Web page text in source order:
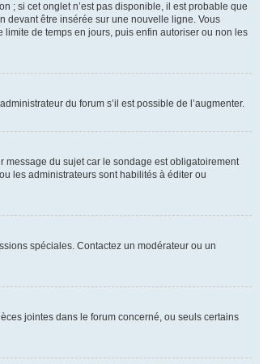
; si cet onglet n’est pas disponible, il est probable que
devant être insérée sur une nouvelle ligne. Vous
de temps en jours, puis enfin autoriser ou non les
du forum s’il est possible de l’augmenter.
message du sujet car le sondage est obligatoirement
les administrateurs sont habilités à éditer ou
spéciales. Contactez un modérateur ou un
jointes dans le forum concerné, ou seuls certains